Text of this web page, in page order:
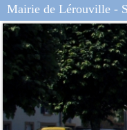
Mairie de Lérouville -